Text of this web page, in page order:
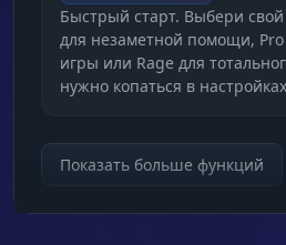
Быстрый старт. Выбери
для незаметной помощи, Pro
игры или Rage для
нужно копаться в
Гуманизация (Overshoot &
случайных промахов
Показать больше функций